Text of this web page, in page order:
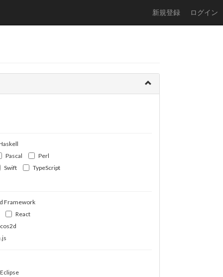
新規登録 ログイン
Pascal
Perl
Swift
TypeScript
Framework
React
Eclipse